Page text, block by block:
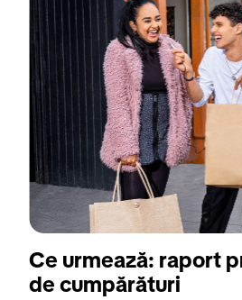
Ce urmează: raport
de cumpărături